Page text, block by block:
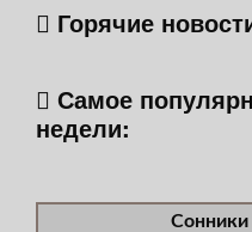
Горячие
Самое
недели:
Сонники